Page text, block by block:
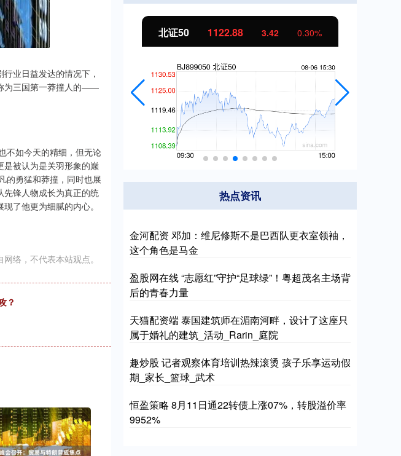
业日益发达的情况下，
为三国第一莽撞人的——
不如今天的精细，但无论
是被认为是关羽形象的巅
的勇猛和莽撞，同时也展
先锋人物成长为真正的统
了他更为细腻的内心。
络，不代表本站观点。
？
-6.85 北证50 1122.88 3.42 0.30%
热点资讯
金河配资 邓加：维尼修斯不是巴西队更衣室领袖，
这个角色是马金
盈股网在线 “志愿红”守护“足球绿”！粤超茂名主场背
后的青春力量
天猫配资端 泰国建筑师在湄南河畔，设计了这座只
属于婚礼的建筑_活动_Rarin_庭院
趣炒股 记者观察体育培训热辣滚烫 孩子乐享运动假
期_家长_篮球_武术
恒盈策略 8月11日通22转债上涨07%，转股溢价率
9952%